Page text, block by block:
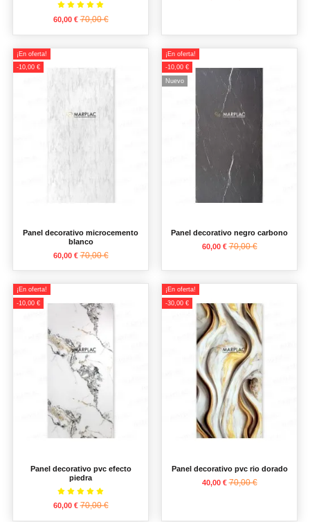
60,00 €70,00 €
¡En oferta!
-10,00 €
Panel decorativo microcemento
blanco
60,00 €70,00 €
¡En oferta!
-10,00 €
Nuevo
Panel decorativo negro carbono
60,00 €70,00 €
¡En oferta!
-10,00 €
Panel decorativo pvc efecto
piedra
60,00 €70,00 €
¡En oferta!
-30,00 €
Panel decorativo pvc rio dorado
40,00 €70,00 €